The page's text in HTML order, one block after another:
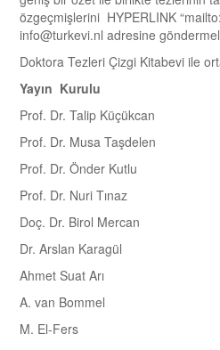
özgeçmişlerini HYPERLINK
info@turkevi.nl adresine
Doktora Tezleri Çizgi Kitabevi ile
Yayın Kurulu
Prof. Dr. Talip Küçükcan
Prof. Dr. Musa Taşdelen
Prof. Dr. Önder Kutlu
Prof. Dr. Nuri Tınaz
Doç. Dr. Birol Mercan
Dr. Arslan Karagül
Ahmet Suat Arı
A. van Bommel
M. El-Fers